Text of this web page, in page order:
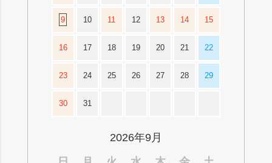
9 10 11 12 13 14 15
16 17 18 19 20 21 22
23 24 25 26 27 28 29
30 31
2026年9月